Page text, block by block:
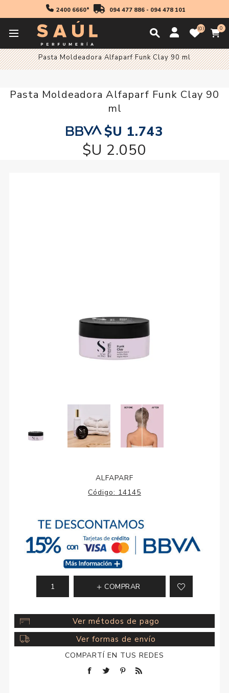
2400 6660* 094 477 886- 094 478 101
0 0
Profesionales
Pasta Moldeadora Alfaparf Funk Clay 90 ml
Pasta Moldeadora Alfaparf Funk Clay 90
ml
$U 1.743
$U 2.050
ALFAPARF
Código: 14145
COMPRAR
Ver métodos de pago
Ver formas de envío
COMPARTÍ EN TUS REDES